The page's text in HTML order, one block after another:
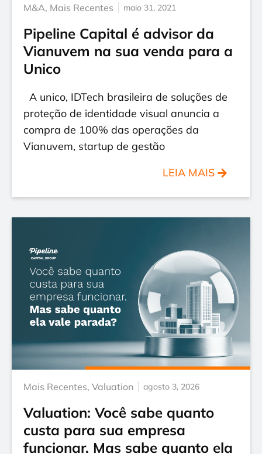
M&A, Mais Recentes maio 31, 2021
Pipeline Capital é advisor da
Vianuvem na sua venda para a
Unico
A unico, IDTech brasileira de soluções de
proteção de identidade visual anuncia a
compra de 100% das operações da
Vianuvem, startup de gestão
LEIA MAIS
Mais Recentes, Valuation agosto 3, 2026
Valuation: Você sabe quanto
custa para sua empresa
funcionar. Mas sabe quanto ela